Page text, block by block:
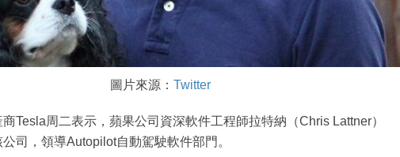
圖片來源： Twitter
Tesla周二表示，蘋果公司資深軟件工程師拉特納（Chris Lattner）
公司，領導Autopilot自動駕駛軟件部門。